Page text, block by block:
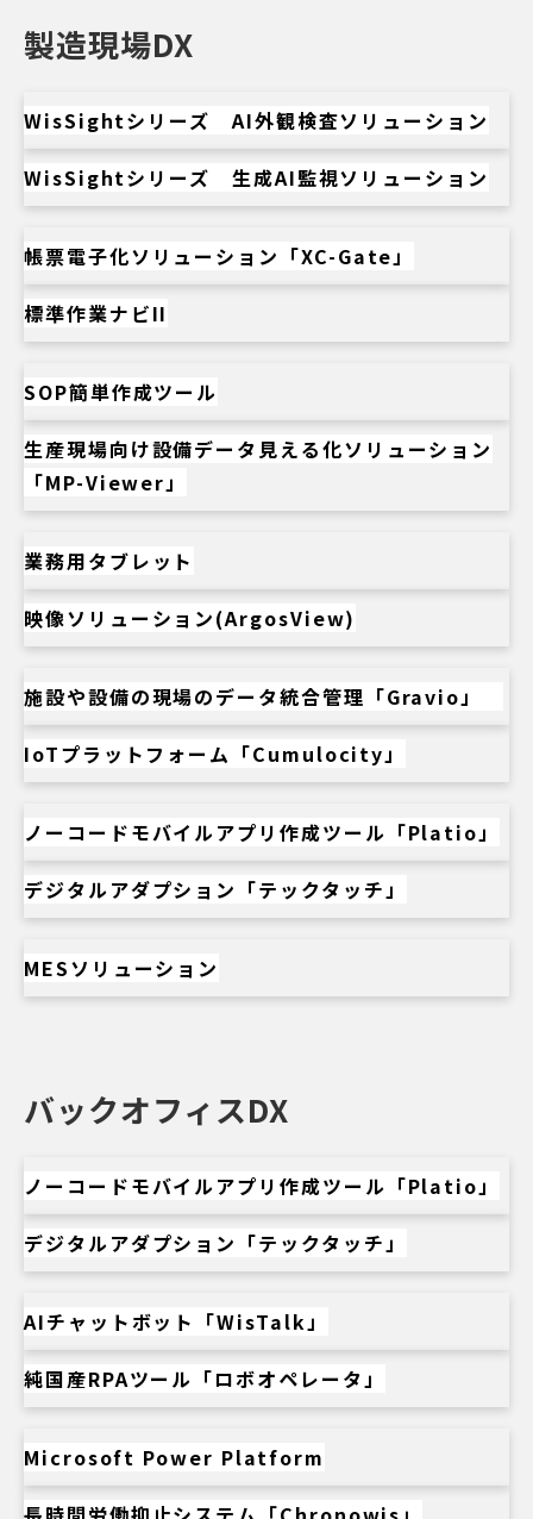
製造現場DX
WisSightシリーズ AI外観検査ソリューション
WisSightシリーズ 生成AI監視ソリューション
帳票電子化ソリューション「XC-Gate」
標準作業ナビII
SOP簡単作成ツール
生産現場向け設備データ見える化ソリューション
「MP-Viewer」
業務用タブレット
映像ソリューション(ArgosView)
施設や設備の現場のデータ統合管理「Gravio」
IoTプラットフォーム「Cumulocity」
ノーコードモバイルアプリ作成ツール「Platio」
デジタルアダプション「テックタッチ」
MESソリューション
バックオフィスDX
ノーコードモバイルアプリ作成ツール「Platio」
デジタルアダプション「テックタッチ」
AIチャットボット「WisTalk」
純国産RPAツール「ロボオペレータ」
Microsoft Power Platform